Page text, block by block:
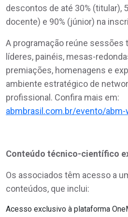
descontos de até 30% (titular),
docente) e 90% (júnior) na
A programação reúne sessões
líderes, painéis, mesas-
premiações, homenagens e
ambiente estratégico de
profissional. Confira mais em:
abmbrasil.com.br/evento/abm-
Conteúdo técnico-científico
Os associados têm acesso a
conteúdos, que inclui:
Acesso exclusivo à plataforma